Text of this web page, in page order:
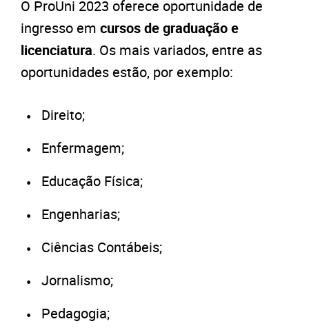
O ProUni 2023 oferece oportunidade de
ingresso em cursos de graduação e
licenciatura. Os mais variados, entre as
oportunidades estão, por exemplo:
Direito;
Enfermagem;
Educação Física;
Engenharias;
Ciências Contábeis;
Jornalismo;
Pedagogia;